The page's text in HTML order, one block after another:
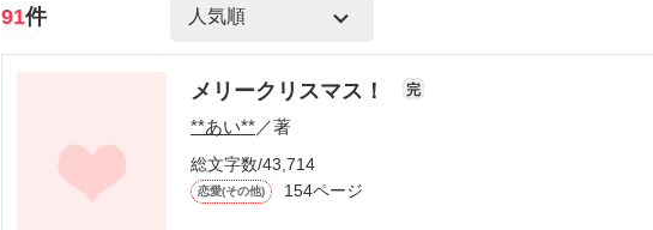
検索ワード
詳しく検索
91件
メリークリスマス！ 完
**あい**／著
総文字数/43,714
恋愛(その他) 154ページ